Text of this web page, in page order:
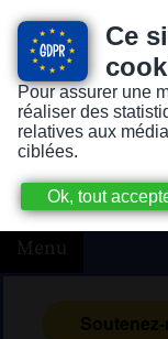
Ce
Pour assurer une
réaliser des
relatives aux
ciblées.
Version pour
Menu